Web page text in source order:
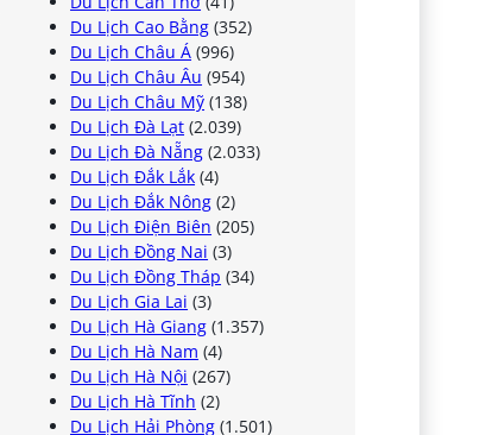
Du Lịch Cao Bằng (352)
Du Lịch Châu Á (996)
Du Lịch Châu Âu (954)
Du Lịch Châu Mỹ (138)
Du Lịch Đà Lạt (2.039)
Du Lịch Đà Nẵng (2.033)
Du Lịch Đắk Lắk (4)
Du Lịch Đắk Nông (2)
Du Lịch Điện Biên (205)
Du Lịch Đồng Nai (3)
Du Lịch Đồng Tháp (34)
Du Lịch Gia Lai (3)
Du Lịch Hà Giang (1.357)
Du Lịch Hà Nam (4)
Du Lịch Hà Nội (267)
Du Lịch Hà Tĩnh (2)
Du Lịch Hải Phòng (1.501)